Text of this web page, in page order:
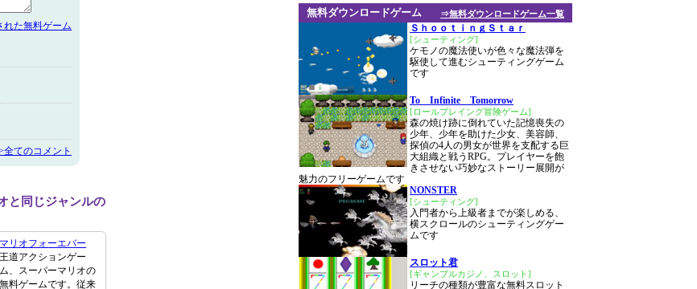
れた無料ゲーム
全てのコメント
と同じジャンルの
マリオフォーエバー
王道アクションゲー
ム、スーパーマリオの
無料ゲームです。従来
⇒無料ダウンロードゲーム一覧
無料ダウンロードゲーム
ＳｈｏｏｔｉｎｇＳｔａｒ
[シューティング]
ケモノの魔法使いが色々な魔法弾を
駆使して進むシューティングゲーム
です
To Infinite Tomorrow
[ロールプレイング冒険ゲーム]
森の焼け跡に倒れていた記憶喪失の
少年、少年を助けた少女、美容師、
探偵の4人の男女が世界を支配する巨
大組織と戦うRPG。プレイヤーを飽
きさせない巧妙なストーリー展開が
魅力のフリーゲームです
NONSTER
[シューティング]
入門者から上級者までが楽しめる、
横スクロールのシューティングゲー
ムです
スロット君
[ギャンブルカジノ、スロット]
リーチの種類が豊富な無料スロット